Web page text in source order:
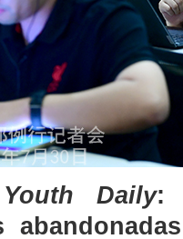
Daily: